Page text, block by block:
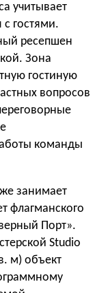
учитывает
гостями.
ресепшен
Зона
гостиную
вопросов
команды
занимает
флагманского
Порт».
Studio
м) объект